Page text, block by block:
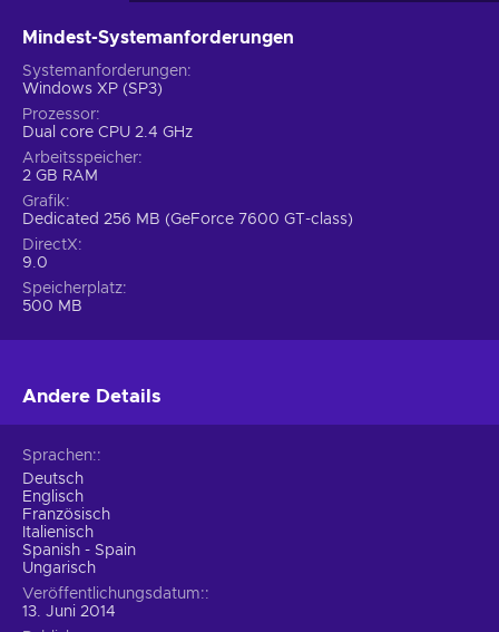
Mindest-Systemanforderungen
Systemanforderungen
Windows XP (SP3)
Prozessor
Dual core CPU 2.4 GHz
Arbeitsspeicher
2 GB RAM
Grafik
Dedicated 256 MB (GeForce 7600 GT-class)
DirectX
9.0
Speicherplatz
500 MB
Andere Details
Sprachen:
Deutsch
Englisch
Französisch
Italienisch
Spanish - Spain
Ungarisch
Veröffentlichungsdatum:
13. Juni 2014